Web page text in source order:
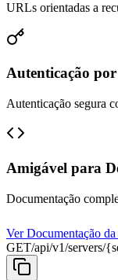
URLs orientadas a
Autenticação
Autenticação segura
Amigável para
Documentação
Ver Documentação
GET/api/v1/servers/